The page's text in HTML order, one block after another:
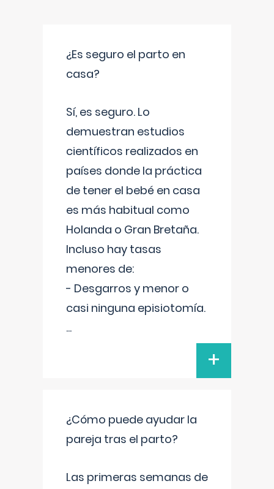
¿Es seguro el parto en
casa?
Sí, es seguro. Lo
demuestran estudios
científicos realizados en
países donde la práctica
de tener el bebé en casa
es más habitual como
Holanda o Gran Bretaña.
Incluso hay tasas
menores de:
- Desgarros y menor o
casi ninguna episiotomía.
...
+
¿Cómo puede ayudar la
pareja tras el parto?
Las primeras semanas de